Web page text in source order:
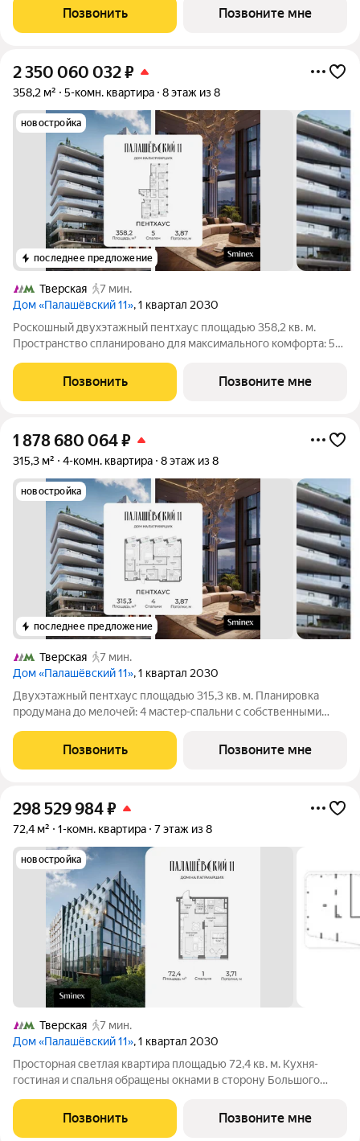
системы хранения и просторная кухня-гостиная площадью 78,4
кв. м, центральное пространство
Позвонить Позвоните мне
2 350 060 032₽
358,2 м² 5-комн. квартира 8 этаж из 8
новостройка
последнее предложение
Тверская
7 мин.
Дом «Палашёвский 11», 1 квартал 2030
Роскошный двухэтажный пентхаус площадью 358,2 кв. м.
Пространство спланировано для максимального комфорта: 5
гардеробными, продуманные системы хранения и эффектная
кухня-гостиная площадью 77,1 кв. м,
Позвонить Позвоните мне
1 878 680 064₽
315,3 м² 4-комн. квартира 8 этаж из 8
новостройка
последнее предложение
Тверская
7 мин.
Дом «Палашёвский 11», 1 квартал 2030
Двухэтажный пентхаус площадью 315,3 кв. м. Планировка
продумана до мелочей: 4 мастер-спальни с собственными
системы хранения и просторная кухня-гостиная площадью 84
кв. м, центральное пространство для
Позвонить Позвоните мне
298 529 984₽
72,4 м² 1-комн. квартира 7 этаж из 8
новостройка
Тверская
7 мин.
Дом «Палашёвский 11», 1 квартал 2030
Просторная светлая квартира площадью 72,4 кв. м. Кухня-
гостиная и спальня обращены окнами в сторону Большого
пространство воздухом. Продуманная планировка позволяет
разместить одну спальную комнату с
Позвонить Позвоните мне